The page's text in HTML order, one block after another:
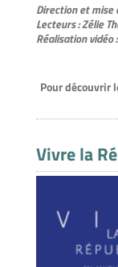
Direction et mise
Lecteurs : Zélie
Réalisation vidéo
Pour découvrir
Vivre la